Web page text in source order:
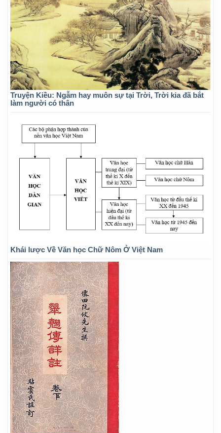
Truyện Kiều: Ngẫm hay muôn sự tại Trời, Trời kia đã bắt
làm người có thân
Khái lược Về Văn học Chữ Nôm Ở Việt Nam